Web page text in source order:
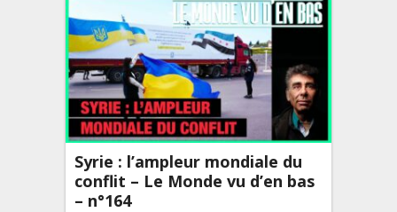
Syrie : l’ampleur mondiale du
conflit – Le Monde vu d’en bas
– n°164